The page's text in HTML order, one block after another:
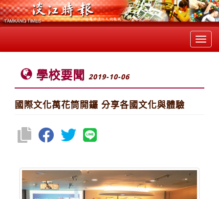
學校要聞 2019-10-06
國際文化萬花筒開鑼 分享各國文化與體驗